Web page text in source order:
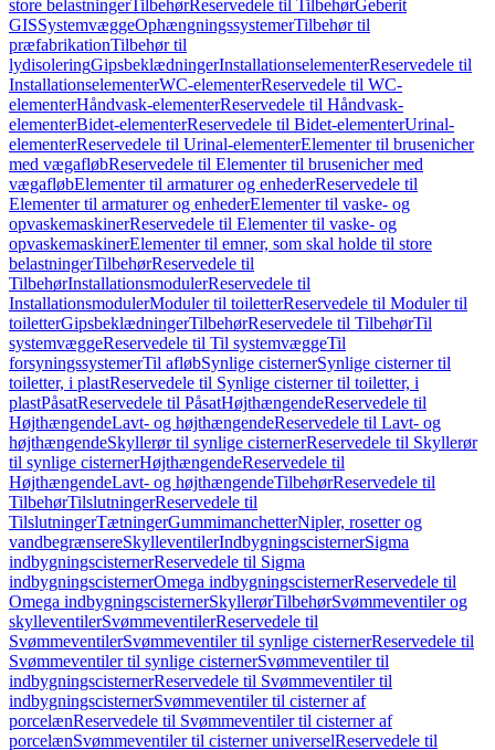
store belastningerTilbehørReservedele til TilbehørGeberit
GISSystemvæggeOphængningssystemerTilbehør til
præfabrikationTilbehør til
lydisoleringGipsbeklædningerInstallationselementerReservedele til
InstallationselementerWC-elementerReservedele til WC-
elementerHåndvask-elementerReservedele til Håndvask-
elementerBidet-elementerReservedele til Bidet-elementerUrinal-
elementerReservedele til Urinal-elementerElementer til brusenicher
med vægafløbReservedele til Elementer til brusenicher med
vægafløbElementer til armaturer og enhederReservedele til
Elementer til armaturer og enhederElementer til vaske- og
opvaskemaskinerReservedele til Elementer til vaske- og
opvaskemaskinerElementer til emner, som skal holde til store
belastningerTilbehørReservedele til
TilbehørInstallationsmodulerReservedele til
InstallationsmodulerModuler til toiletterReservedele til Moduler til
toiletterGipsbeklædningerTilbehørReservedele til TilbehørTil
systemvæggeReservedele til Til systemvæggeTil
forsyningssystemerTil afløbSynlige cisternerSynlige cisterner til
toiletter, i plastReservedele til Synlige cisterner til toiletter, i
plastPåsatReservedele til PåsatHøjthængendeReservedele til
HøjthængendeLavt- og højthængendeReservedele til Lavt- og
højthængendeSkyllerør til synlige cisternerReservedele til Skyllerør
til synlige cisternerHøjthængendeReservedele til
HøjthængendeLavt- og højthængendeTilbehørReservedele til
TilbehørTilslutningerReservedele til
TilslutningerTætningerGummimanchetterNipler, rosetter og
vandbegrænsereSkylleventilerIndbygningscisternerSigma
indbygningscisternerReservedele til Sigma
indbygningscisternerOmega indbygningscisternerReservedele til
Omega indbygningscisternerSkyllerørTilbehørSvømmeventiler og
skylleventilerSvømmeventilerReservedele til
SvømmeventilerSvømmeventiler til synlige cisternerReservedele til
Svømmeventiler til synlige cisternerSvømmeventiler til
indbygningscisternerReservedele til Svømmeventiler til
indbygningscisternerSvømmeventiler til cisterner af
porcelænReservedele til Svømmeventiler til cisterner af
porcelænSvømmeventiler til cisterner universelReservedele til